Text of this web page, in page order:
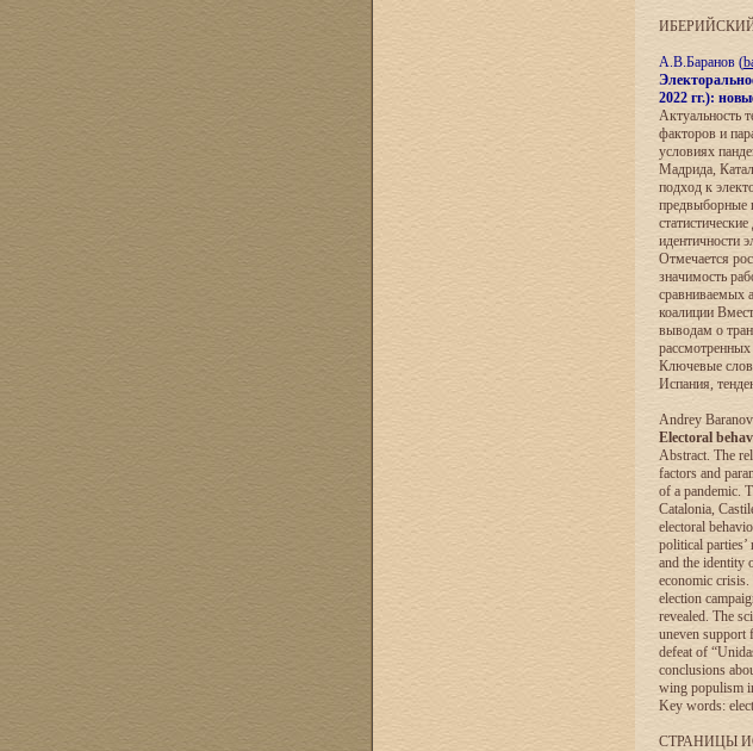
А.В.Баранов (
2022 гг.):
Актуальность
факторов и
условиях
Мадрида,
подход к
предвыборные
идентичности
Отмечается
значимость
сравниваемых
коалиции
выводам о
Ключевые
Испания,
Andrey Baranov
Electoral
Abstract. The
factors and
of a pandemic.
Catalonia,
electoral
political parties’
and the identity
economic
election
revealed. The
uneven support
defeat of
conclusions
wing populism
Key words:
СТРАНИЦЫ